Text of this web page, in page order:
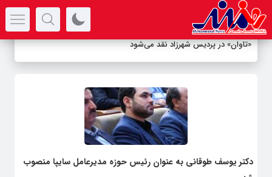
«تاوان» در پردیس شهرزاد نقد می‌شود
دکتر یوسف طوقانی به عنوان رئیس حوزه مدیرعامل سایپا منصوب